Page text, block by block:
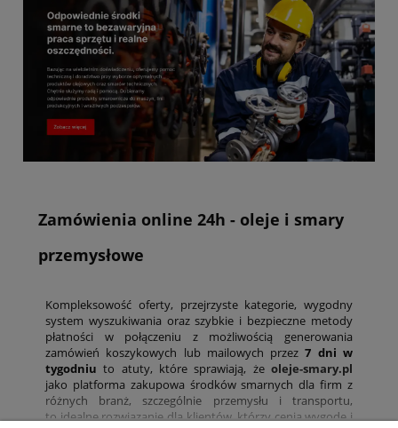
Zamówienia online 24h - oleje i smary
przemysłowe
Kompleksowość oferty, przejrzyste kategorie, wygodny
system wyszukiwania oraz szybkie i bezpieczne metody
płatności w połączeniu z możliwością generowania
zamówień koszykowych lub mailowych przez7 dni w
tygodniu to atuty, które sprawiają, że oleje-smary.pl
jako platforma zakupowa środków smarnych dla firm z
różnych branż, szczególnie przemysłu i transportu,
to idealne rozwiązanie dla klientów, którzy cenią wygodę i